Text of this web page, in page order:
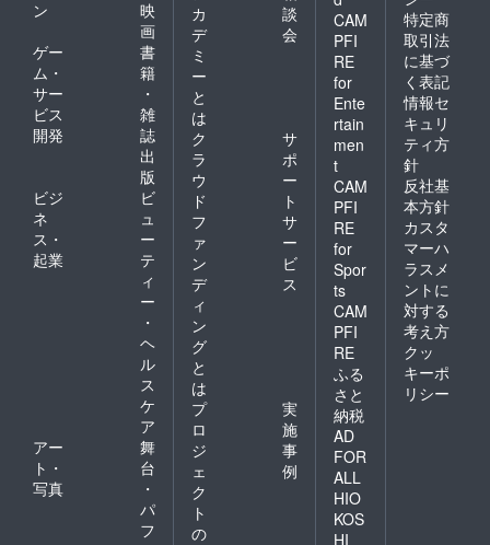
ン
映
画
ゲー
ム・
サー
ビス
開発
書
籍
・
雑
誌
出
版
ビジ
ネ
ス・
起業
ビ
ュ
ー
テ
ィ
ー
・
ヘ
ル
ス
ケ
ア
アー
ト・
写真
舞
台
・
パ
フ
カ
デ
ミ
ー
と
は
談
会
ク
ラ
ウ
ド
フ
ァ
ン
デ
ィ
ン
グ
と
は
サ
ポ
ー
ト
サ
ー
ビ
ス
プ
ロ
ジ
ェ
ク
ト
の
実
施
事
例
CAM
PFI
RE
for
Ente
rtain
men
t
CAM
PFI
RE
for
Spor
ts
CAM
PFI
RE
ふる
さと
納税
AD
FOR
ALL
HIO
KOS
HI
特定商
取引法
に基づ
く表記
情報セ
キュリ
ティ方
針
反社基
本方針
カスタ
マーハ
ラスメ
ントに
対する
考え方
クッ
キーポ
リシー